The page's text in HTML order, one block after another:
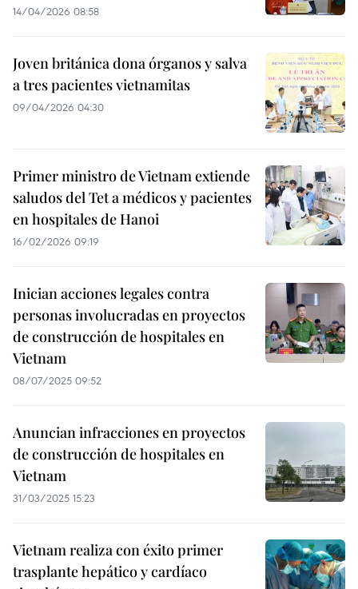
14/04/2026 08:58
Joven británica dona órganos y salva
a tres pacientes vietnamitas
09/04/2026 04:30
Primer ministro de Vietnam extiende
saludos del Tet a médicos y pacientes
en hospitales de Hanoi
16/02/2026 09:19
Inician acciones legales contra
personas involucradas en proyectos
de construcción de hospitales en
Vietnam
08/07/2025 09:52
Anuncian infracciones en proyectos
de construcción de hospitales en
Vietnam
31/03/2025 15:23
Vietnam realiza con éxito primer
trasplante hepático y cardíaco